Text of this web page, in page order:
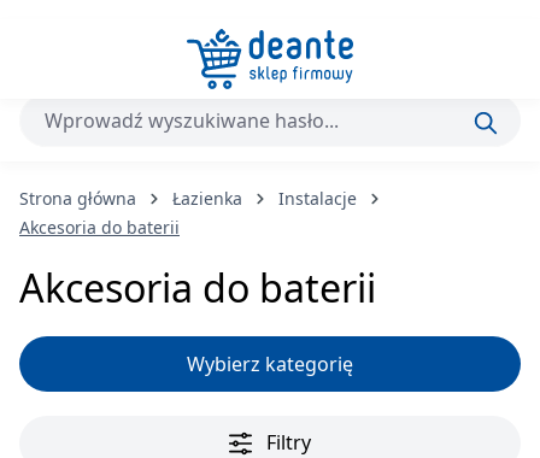
Przejdź do głównej zawartości
Strona główna Łazienka
Instalacje
Akcesoria do baterii
Akcesoria do baterii
Wybierz kategorię
Filtry